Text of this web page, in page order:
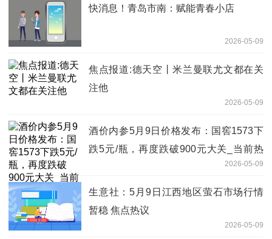
快消息！青岛市南：赋能青春小店
2026-05-09
焦点报道:德天空丨米兰曼联尤文都在关
注他
2026-05-09
酒价内参5月9日价格发布：国窖1573下
跌5元/瓶，再度跌破900元大关_当前热
2026-05-09
生意社：5月9日江西地区萤石市场行情
暂稳 焦点热议
2026-05-09